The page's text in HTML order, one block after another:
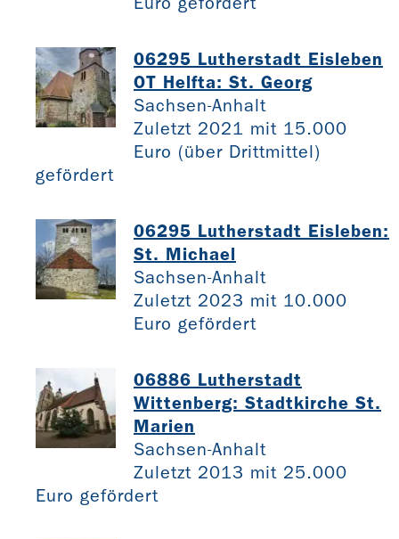
06295 Lutherstadt Eisleben
OT Helfta: St. Georg
Sachsen-Anhalt
Zuletzt 2021 mit 15.000
Euro (über Drittmittel)
gefördert
06295 Lutherstadt Eisleben:
St. Michael
Sachsen-Anhalt
Zuletzt 2023 mit 10.000
Euro gefördert
06886 Lutherstadt
Wittenberg: Stadtkirche St.
Marien
Sachsen-Anhalt
Zuletzt 2013 mit 25.000
Euro gefördert